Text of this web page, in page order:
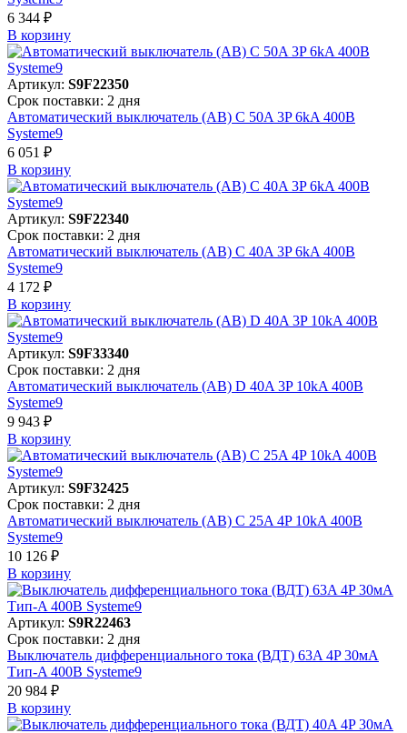
6 344 ₽
В корзинy
Артикул: S9F22350
Срок поставки: 2 дня
Автоматический выключатель (АВ) C 50A 3P 6kA 400В
Systeme9
6 051 ₽
В корзинy
Артикул: S9F22340
Срок поставки: 2 дня
Автоматический выключатель (АВ) C 40A 3P 6kA 400В
Systeme9
4 172 ₽
В корзинy
Артикул: S9F33340
Срок поставки: 2 дня
Автоматический выключатель (АВ) D 40A 3P 10kA 400В
Systeme9
9 943 ₽
В корзинy
Артикул: S9F32425
Срок поставки: 2 дня
Автоматический выключатель (АВ) C 25A 4P 10kA 400В
Systeme9
10 126 ₽
В корзинy
Артикул: S9R22463
Срок поставки: 2 дня
Выключатель дифференциального тока (ВДТ) 63A 4P 30мА
Тип-A 400В Systeme9
20 984 ₽
В корзинy